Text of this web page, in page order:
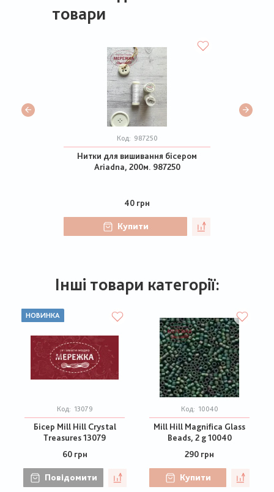
товари
Код: 987250
Нитки для вишивання бісером
Ariadna, 200м. 987250
40 грн
Купити
Інші товари категорії:
НОВИНКА
Код: 13079
Бісер Mill Hill Crystal
Treasures 13079
60 грн
Повідомити
Код: 10040
Mill Hill Magnifica Glass
Beads, 2 g 10040
290 грн
Купити